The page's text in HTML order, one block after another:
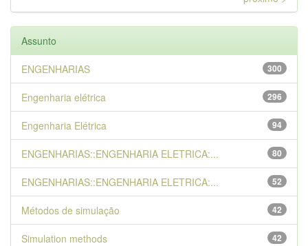
Assunto
300
ENGENHARIAS
296
Engenharia elétrica
94
Engenharia Elétrica
80
ENGENHARIAS::ENGENHARIA ELETRICA:...
52
ENGENHARIAS::ENGENHARIA ELETRICA:...
42
Métodos de simulação
42
Simulation methods